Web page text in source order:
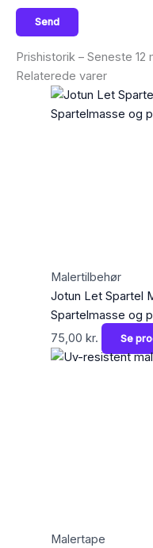
Prishistorik – Seneste 12
Relaterede varer
Malertilbehør
Jotun Let Spartel
Spartelmasse og
75,00 kr. Se
Malertape